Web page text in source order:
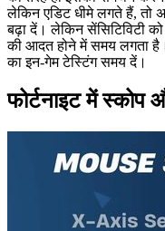
लेकिन एडिट धीमे लगते हैं, तो
बढ़ा दें। लेकिन सेंसिटिविटी
की आदत होने में समय लगता
का इन-गेम टेस्टिंग समय दें।
फोर्टनाइट में स्कोप